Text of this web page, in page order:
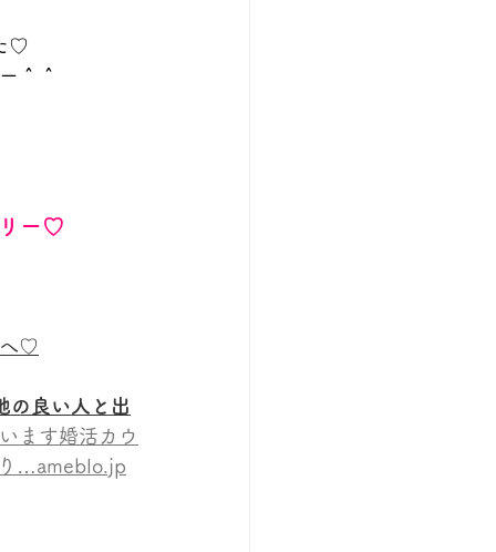
♡
＾＾
リー♡
へ♡
の良い人と出
ます婚活カウ
り…ameblo.jp